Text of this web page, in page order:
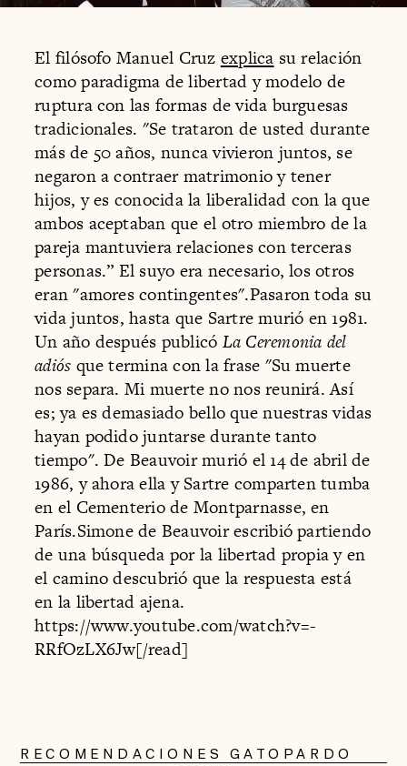
El filósofo Manuel Cruz explica su relación
como paradigma de libertad y modelo de
ruptura con las formas de vida burguesas
tradicionales. "Se trataron de usted durante
más de 50 años, nunca vivieron juntos, se
negaron a contraer matrimonio y tener
hijos, y es conocida la liberalidad con la que
ambos aceptaban que el otro miembro de la
pareja mantuviera relaciones con terceras
personas.” El suyo era necesario, los otros
eran "amores contingentes".Pasaron toda su
vida juntos, hasta que Sartre murió en 1981.
Un año después publicó La Ceremonia del
adiós que termina con la frase "Su muerte
nos separa. Mi muerte no nos reunirá. Así
es; ya es demasiado bello que nuestras vidas
hayan podido juntarse durante tanto
tiempo". De Beauvoir murió el 14 de abril de
1986, y ahora ella y Sartre comparten tumba
en el Cementerio de Montparnasse, en
París.Simone de Beauvoir escribió partiendo
de una búsqueda por la libertad propia y en
el camino descubrió que la respuesta está
en la libertad ajena.
https://www.youtube.com/watch?v=-
RRfOzLX6Jw[/read]
RECOMENDACIONES GATOPARDO